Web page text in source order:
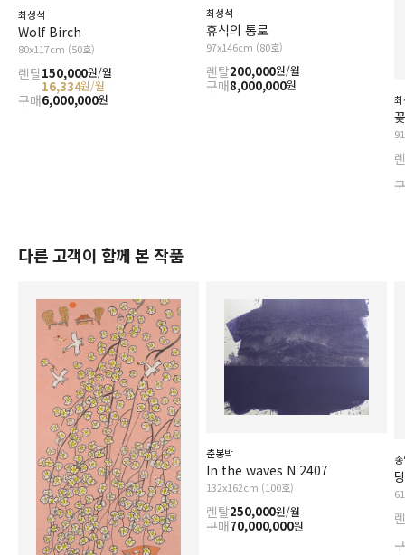
최성석
Wolf Birch
80x117cm (50호)
렌탈150,000원/월
16,334원/월
구매6,000,000원
최성석
휴식의 통로
97x146cm (80호)
렌탈200,000원/월
구매8,000,000원
다른 고객이 함께 본 작품
춘봉박
In the waves N 2407
132x162cm (100호)
렌탈250,000원/월
구매70,000,000원